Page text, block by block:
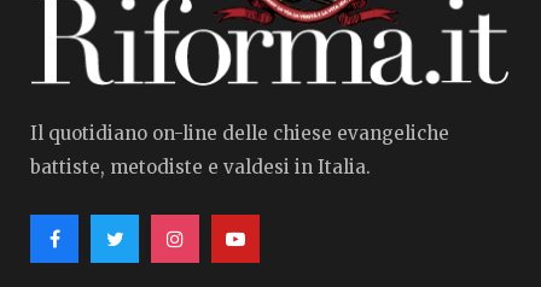
Il quotidiano on-line delle chiese evangeliche
battiste, metodiste e valdesi in Italia.